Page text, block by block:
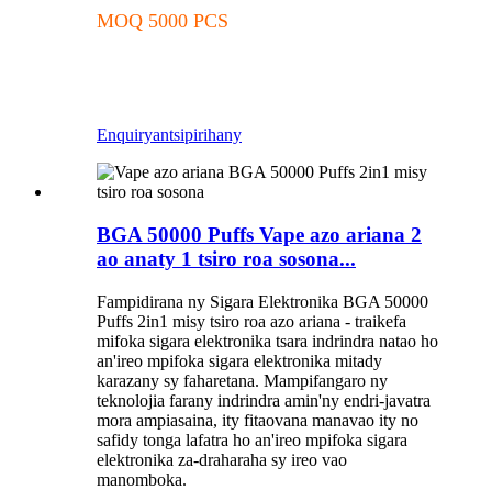
MOQ 5000 PCS
Enquiryantsipirihany
BGA 50000 Puffs Vape azo ariana 2
ao anaty 1 tsiro roa sosona...
Fampidirana ny Sigara Elektronika BGA 50000
Puffs 2in1 misy tsiro roa azo ariana - traikefa
mifoka sigara elektronika tsara indrindra natao ho
an'ireo mpifoka sigara elektronika mitady
karazany sy faharetana. Mampifangaro ny
teknolojia farany indrindra amin'ny endri-javatra
mora ampiasaina, ity fitaovana manavao ity no
safidy tonga lafatra ho an'ireo mpifoka sigara
elektronika za-draharaha sy ireo vao
manomboka.